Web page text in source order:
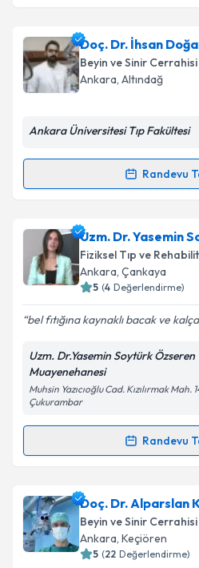
Takvim
Uzm. Dr. Münevver Fatma
takvimi talebi oluşturun. Size
almanız için bir takvim
bilgilendireceğiz.
E-posta Adresiniz
kapsamda işlenmesini
Takvim
Doç. Dr. İhsan
Beyin ve Sinir Cerrahisi
Ankara, Altındağ
Ankara Üniversitesi Tıp Fakültesi
Randevu
Randevu Takvimi
Doç. Dr. İhsan Doğaniçin
oluşturun. Size bu uzmandan
takvim hazırlandığında e-
Kişisel verilerimin
Metni'ni okudum ve
kapsamda işlenmesini
Takvim
Uzm. Dr. Yasemin
Fiziksel Tıp ve
Ankara, Çankaya
5 (4 Değerlendirme)
bel fıtığına kaynaklı bacak ve
Uzm. Dr.Yasemin Soytürk Özseren
Muayenehanesi
Muhsin Yazıcıoğlu Cad. Kızılırmak Mah.
Çukurambar
Randevu
Randevu Takvimi
Uzm. Dr. Yasemin Soytürk
takvimi talebi oluşturun. Size
almanız için bir takvim
bilgilendireceğiz.
Doç. Dr. Alparslan
Beyin ve Sinir Cerrahisi
Ankara, Keçiören
5 (22 Değerlendirme)